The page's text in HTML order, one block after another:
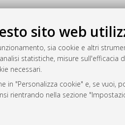
sito web
sia cookie e altri
statistiche, misure
necessari.
in "Personalizza cookie" e, se
rientrando nella sezione
e gestito da
sito